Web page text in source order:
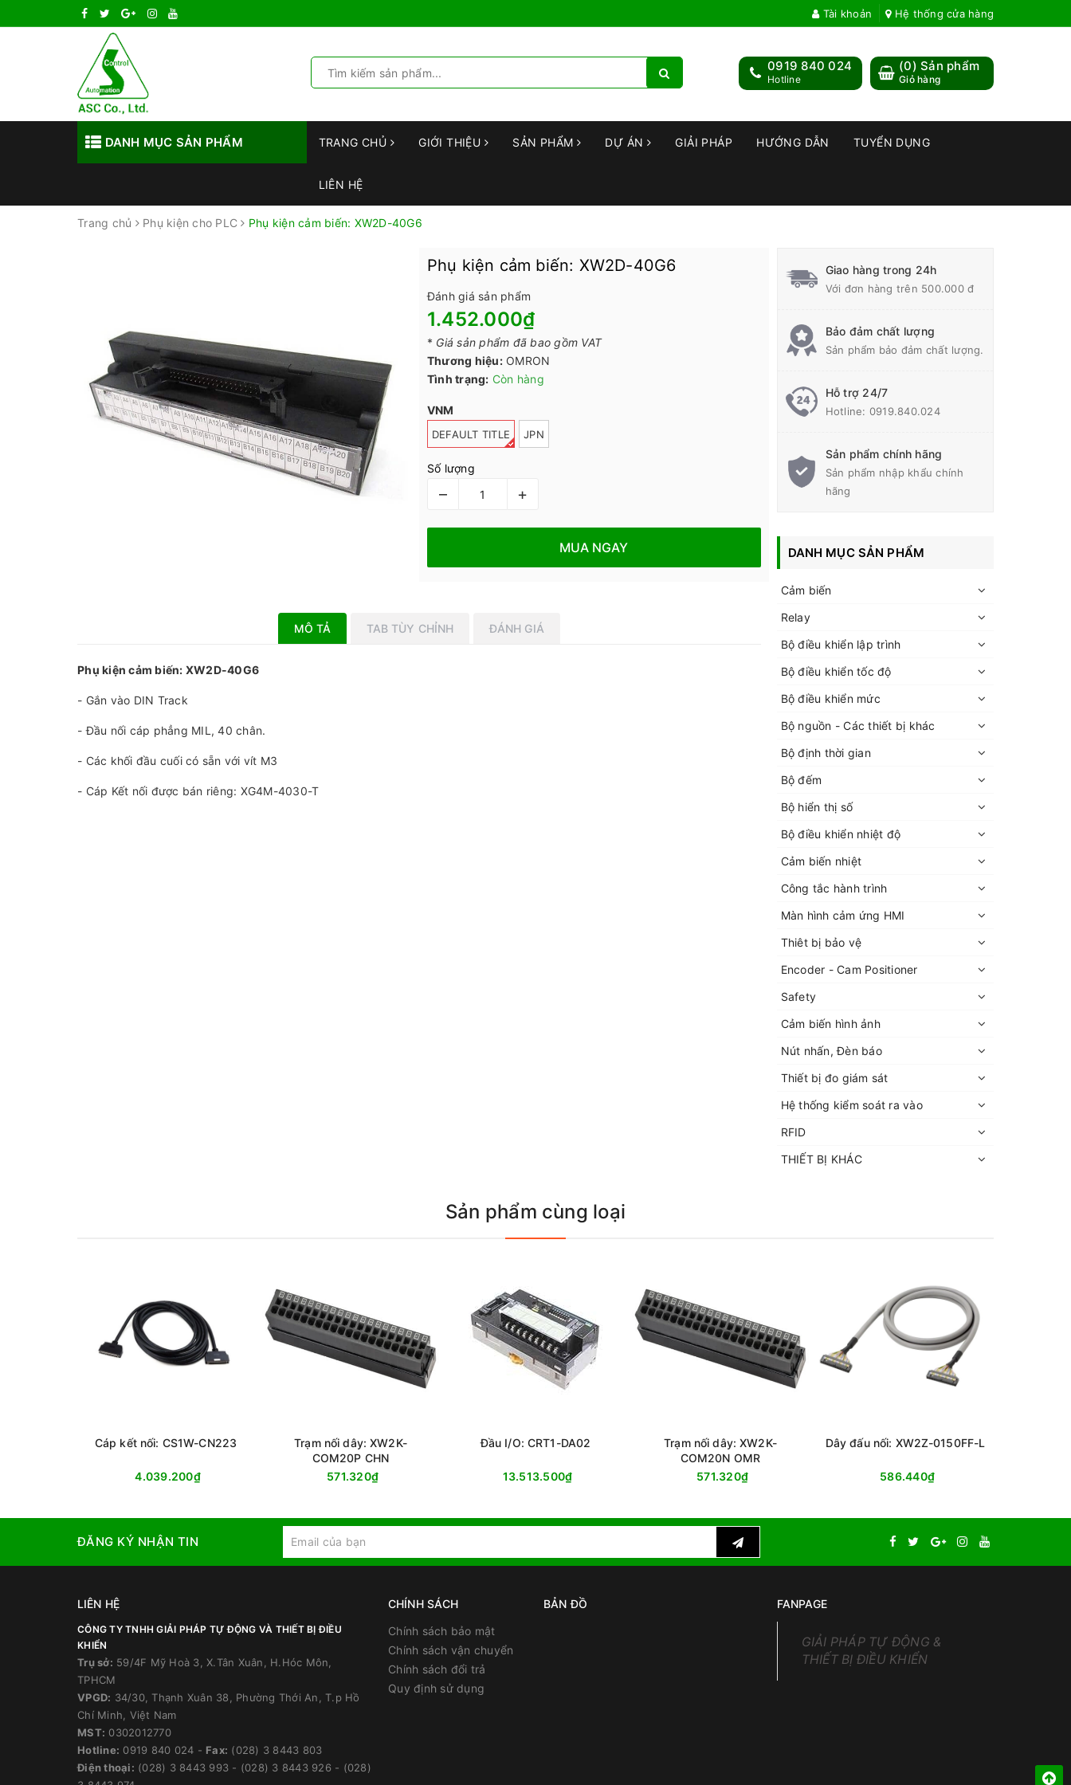
Tài khoản Hệ thống cửa hàng
(0) Sản phẩm
Giỏ hàng
0919 840 024
Hotline
DANH MỤC SẢN PHẨM TRANG CHỦ GIỚI THIỆU SẢN PHẨM DỰ ÁN GIẢI PHÁP HƯỚNG DẪN TUYỂN DỤNG
LIÊN HỆ
Trang chủ Phụ kiện cho PLC Phụ kiện cảm biến: XW2D-40G6
Phụ kiện cảm biến: XW2D-40G6
Đánh giá sản phẩm
1.452.000₫
* Giá sản phẩm đã bao gồm VAT
Thương hiệu: OMRON
Tình trạng: Còn hàng
VNM
DEFAULT TITLE JPN
Số lượng
– +
MUA NGAY
MÔ TẢ TAB TÙY CHỈNH ĐÁNH GIÁ
Phụ kiện cảm biến: XW2D-40G6
- Gắn vào DIN Track
- Đầu nối cáp phẳng MIL, 40 chân.
- Các khối đầu cuối có sẵn với vít M3
- Cáp Kết nối được bán riêng: XG4M-4030-T
Giao hàng trong 24h
Với đơn hàng trên 500.000 đ
Bảo đảm chất lượng
Sản phẩm bảo đảm chất lượng.
Hỗ trợ 24/7
Hotline: 0919.840.024
Sản phẩm chính hãng
Sản phẩm nhập khẩu chính
hãng
DANH MỤC SẢN PHẨM
Cảm biến
Relay
Bộ điều khiển lập trình
Bộ điều khiển tốc độ
Bộ điều khiển mức
Bộ nguồn - Các thiết bị khác
Bộ định thời gian
Bộ đếm
Bộ hiển thị số
Bộ điều khiển nhiệt độ
Cảm biến nhiệt
Công tắc hành trình
Màn hình cảm ứng HMI
Thiêt bị bảo vệ
Encoder - Cam Positioner
Safety
Cảm biến hình ảnh
Nút nhấn, Đèn báo
Thiết bị đo giám sát
Hệ thống kiểm soát ra vào
RFID
THIẾT BỊ KHÁC
Sản phẩm cùng loại
Cáp kết nối: CS1W-CN223
4.039.200₫
Trạm nối dây: XW2K-
COM20P CHN
571.320₫
Đầu I/O: CRT1-DA02
13.513.500₫
Trạm nối dây: XW2K-
COM20N OMR
571.320₫
Dây đấu nối: XW2Z-0150FF-L
586.440₫
ĐĂNG KÝ NHẬN TIN
LIÊN HỆ
CÔNG TY TNHH GIẢI PHÁP TỰ ĐỘNG VÀ THIẾT BỊ ĐIỀU
KHIỂN
Trụ sở: 59/4F Mỹ Hoà 3, X.Tân Xuân, H.Hóc Môn,
TPHCM
VPGD: 34/30, Thạnh Xuân 38, Phường Thới An, T.p Hồ
Chí Minh, Việt Nam
MST: 0302012770
Hotline: 0919 840 024 - Fax: (028) 3 8443 803
Điện thoại: (028) 3 8443 993 - (028) 3 8443 926 - (028)
CHÍNH SÁCH
Chính sách bảo mật
Chính sách vận chuyển
Chính sách đổi trả
Quy định sử dụng
BẢN ĐỒ FANPAGE
GIẢI PHÁP TỰ ĐỘNG &
THIẾT BỊ ĐIỀU KHIỂN